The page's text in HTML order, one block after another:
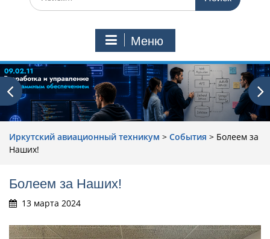
Меню
Иркутский авиационный техникум > События > Болеем за
Наших!
Болеем за Наших!
13 марта 2024